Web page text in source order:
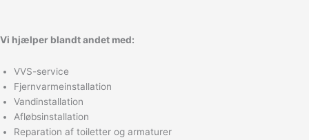
Vi hjælper blandt andet med:
VVS-service
Fjernvarmeinstallation
Vandinstallation
Afløbsinstallation
Reparation af toiletter og armaturer